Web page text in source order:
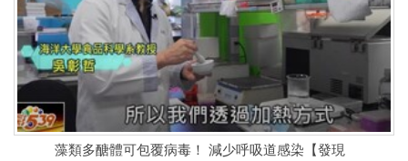
藻類多醣體可包覆病毒！ 減少呼吸道感染【發現